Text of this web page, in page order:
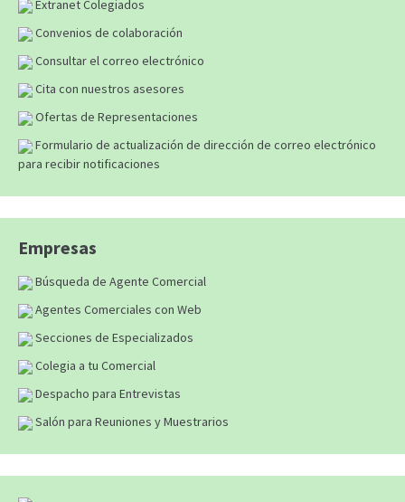
Extranet Colegiados
Convenios de colaboración
Consultar el correo electrónico
Cita con nuestros asesores
Ofertas de Representaciones
Formulario de actualización de dirección de correo electrónico
para recibir notificaciones
Empresas
Búsqueda de Agente Comercial
Agentes Comerciales con Web
Secciones de Especializados
Colegia a tu Comercial
Despacho para Entrevistas
Salón para Reuniones y Muestrarios